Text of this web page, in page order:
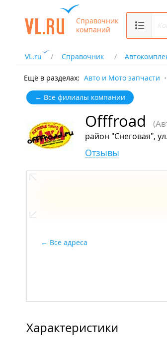
Справочник
компаний
VL.ru Справочник
Ещё в разделах: Авто и Мото запчасти
← Все филиалы компании
Offfroad
район "Снеговая",
Отзывы
Все адреса
Характеристики